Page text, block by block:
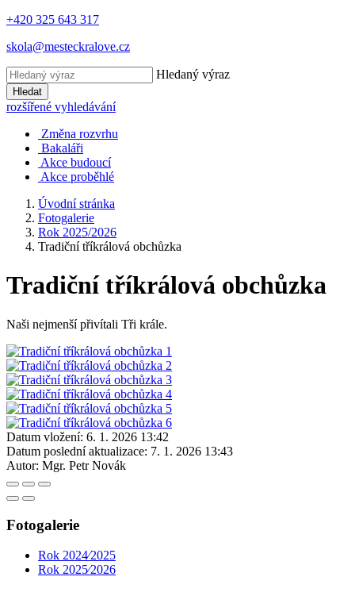
+420 325 643 317
skola@mesteckralove.cz
Hledaný výraz
Hledat
rozšířené vyhledávání
Změna rozvrhu
Bakaláři
Akce budoucí
Akce proběhlé
Úvodní stránka
Fotogalerie
Rok 2025/2026
Tradiční tříkrálová obchůzka
Tradiční tříkrálová obchůzka
Naši nejmenší přivítali Tři krále.
Datum vložení: 6. 1. 2026 13:42
Datum poslední aktualizace: 7. 1. 2026 13:43
Autor: Mgr. Petr Novák
Fotogalerie
Rok 2024⁄2025
Rok 2025⁄2026